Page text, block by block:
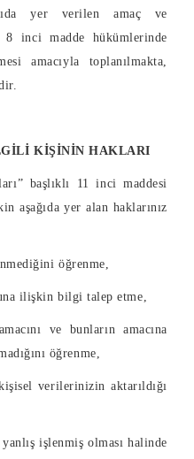
yer verilen amaç ve
inci madde hükümlerinde
amacıyla toplanılmakta,
KİŞİNİN HAKLARI
başlıklı 11 inci maddesi
aşağıda yer alan haklarınız
öğrenme,
ilişkin bilgi talep etme,
ve bunların amacına
öğrenme,
verilerinizin aktarıldığı
işlenmiş olması halinde